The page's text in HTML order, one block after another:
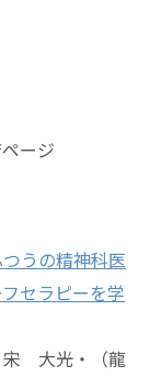
ージ
うの精神科医
セラピーを学
宋 大光・（龍